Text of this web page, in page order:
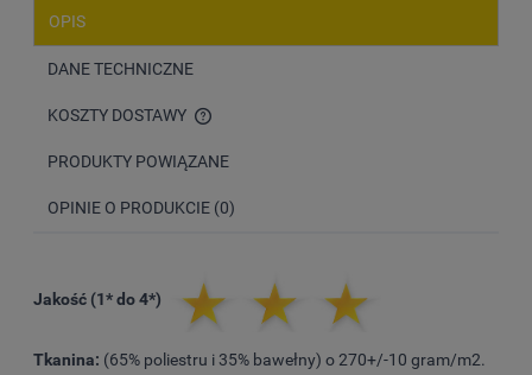
OPIS
DANE TECHNICZNE
KOSZTY DOSTAWY
PRODUKTY POWIĄZANE
OPINIE O PRODUKCIE (0)
Jakość (1* do 4*)
Tkanina: (65% poliestru i 35% bawełny) o 270+/-10 gram/m2.